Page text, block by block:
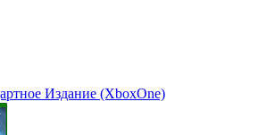
Издание (XboxOne)